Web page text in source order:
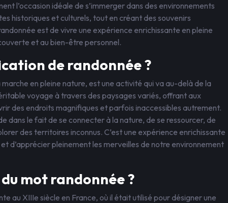
l’occasion idéale de s’immerger dans des environnements
historiques et culturels, tout en créant des souvenirs
est de vivre une expérience enrichissante en pleine
et au bien-être personnel.
de randonnée ?
en pleine nature, est une activité qui va au-delà de la
voyage à travers des paysages variés, offrant aux
des endroits magnifiques et parfois inaccessibles autrement.
dans le fait de se connecter à la nature, de se ressourcer, de
des territoires inconnus. C’est une expérience enrichissante
d’apprécier pleinement les merveilles de notre environnement
mot randonnée ?
au XIIIe siècle en France, où il était utilisé pour désigner une